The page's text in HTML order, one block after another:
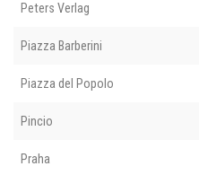
Peters Verlag
Piazza Barberini
Piazza del Popolo
Pincio
Praha